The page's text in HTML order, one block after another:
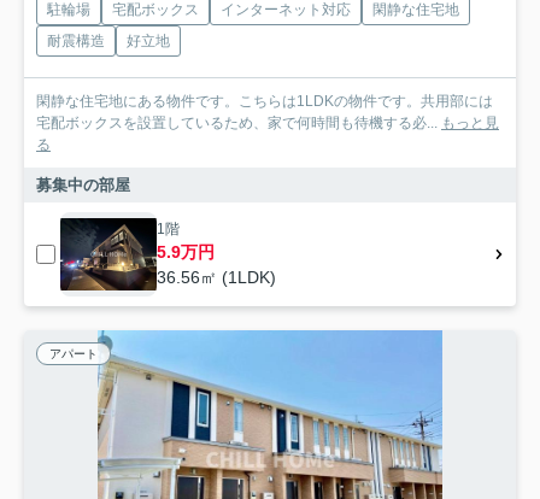
駐輪場 宅配ボックス インターネット対応
閑静な住宅地
耐震構造
好立地
閑静な住宅地にある物件です。こちらは1LDKの物件です。共用部には
宅配ボックスを設置しているため、家で何時間も待機する必... もっと見
る
募集中の部屋
1階
5.9万円
36.56㎡ (1LDK)
アパート